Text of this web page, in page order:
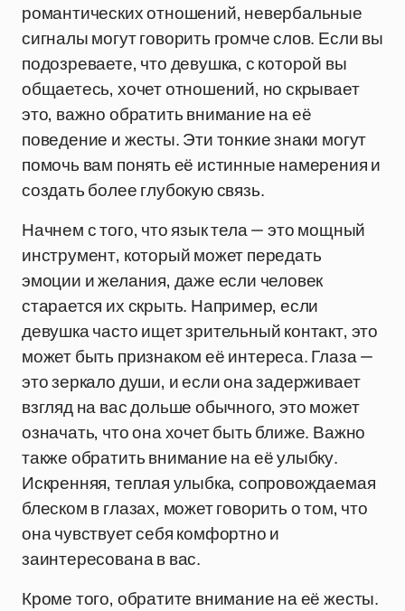
романтических отношений, невербальные
сигналы могут говорить громче слов. Если вы
подозреваете, что девушка, с которой вы
общаетесь, хочет отношений, но скрывает
это, важно обратить внимание на её
поведение и жесты. Эти тонкие знаки могут
помочь вам понять её истинные намерения и
создать более глубокую связь.
Начнем с того, что язык тела — это мощный
инструмент, который может передать
эмоции и желания, даже если человек
старается их скрыть. Например, если
девушка часто ищет зрительный контакт, это
может быть признаком её интереса. Глаза —
это зеркало души, и если она задерживает
взгляд на вас дольше обычного, это может
означать, что она хочет быть ближе. Важно
также обратить внимание на её улыбку.
Искренняя, теплая улыбка, сопровождаемая
блеском в глазах, может говорить о том, что
она чувствует себя комфортно и
заинтересована в вас.
Кроме того, обратите внимание на её жесты.